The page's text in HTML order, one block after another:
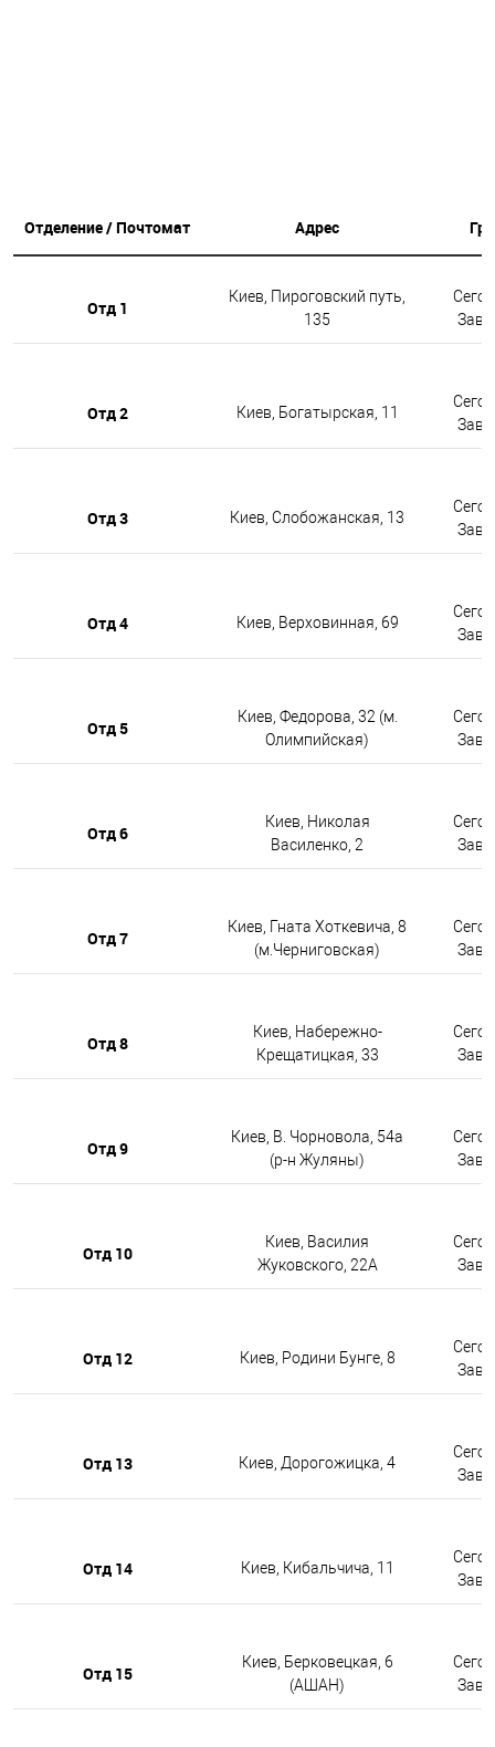
Отделение / Почтомат Адрес
Отд 1
Киев, Пироговский путь,
135
Отд 2 Киев, Богатырская, 11
Отд 3 Киев, Слобожанская, 13
Отд 4 Киев, Верховинная, 69
Отд 5
Киев, Федорова, 32 (м.
Олимпийская)
Отд 6
Киев, Николая
Василенко, 2
Отд 7
Киев, Гната Хоткевича, 8
(м.Черниговская)
Отд 8
Киев, Набережно-
Крещатицкая, 33
Отд 9
Киев, В. Чорновола, 54а
(р-н Жуляны)
Отд 10
Киев, Василия
Жуковского, 22А
Отд 12 Киев, Родини Бунге, 8
Отд 13 Киев, Дорогожицка, 4
Отд 14 Киев, Кибальчича, 11
Отд 15
Киев, Берковецкая, 6
(АШАН)